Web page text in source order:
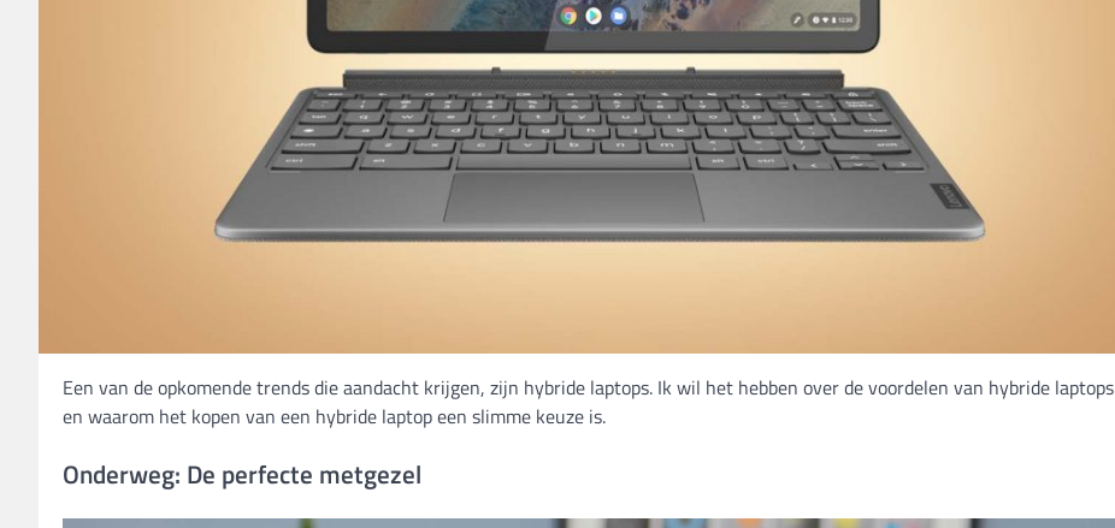
Een van de opkomende trends die aandacht krijgen, zijn hybride laptops. Ik wil het hebben over de voordelen van hybride laptops
en waarom het kopen van een hybride laptop een slimme keuze is.
Onderweg: De perfecte metgezel